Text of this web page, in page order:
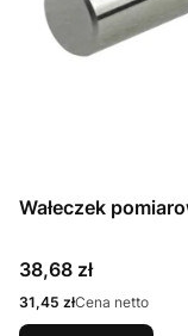
Wałeczek
Cena
38,68 zł
Cena
31,45 złCena netto